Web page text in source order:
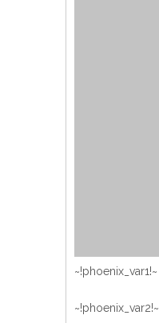
~!phoenix_var1!~
~!phoenix_var2!~